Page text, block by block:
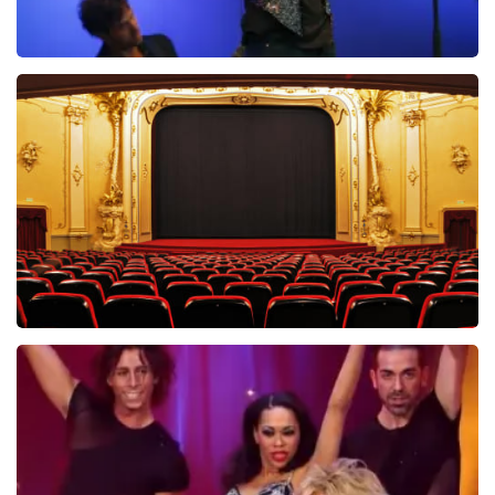
Ilse DeLange
BEKIJKEN
Saturday Night Fever
60
BEKIJKEN